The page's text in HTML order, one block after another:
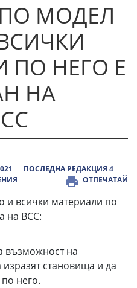
МОДЕЛ
ПО НЕГО Е
НА
ПОСЛЕДНА РЕДАКЦИЯ 4
ОТПЕЧАТАЙ
и всички материали по
на ВСС:
възможност на
становища и да
него.